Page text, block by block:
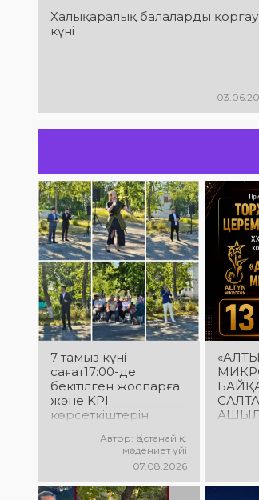
Халықаралық балаларды қорғау
күні
7 тамыз күні
сағат17:00-де
бекітілген жоспарға
және KPI
көрсеткіштерін
«Таза Қазақстан»
экологиялық
акциясына арналған
көшпелі концерт
Автор: Қостанай қ.
мәдениет үйі
07.08.2026